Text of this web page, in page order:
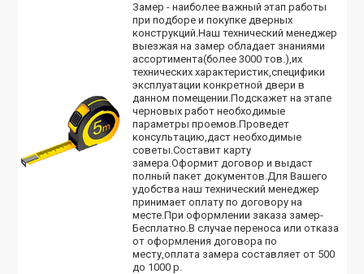
Замер - наиболее важный этап работы
при подборе и покупке дверных
конструкций.Наш технический менеджер
выезжая на замер обладает знаниями
ассортимента(более 3000 тов.),их
технических характеристик,специфики
эксплуатации конкретной двери в
данном помещении.Подскажет на этапе
черновых работ необходимые
параметры проемов.Проведет
консультацию,даст необходимые
советы.Составит карту
замера.Оформит договор и выдаст
полный пакет документов.Для Вашего
удобства наш технический менеджер
принимает оплату по договору на
месте.При оформлении заказа замер-
Бесплатно.В случае переноса или отказа
от оформления договора по
месту,оплата замера составляет от 500
до 1000 р.